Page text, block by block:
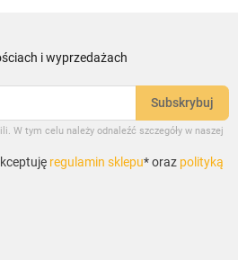
i wyprzedażach
W tym celu należy odnaleźć szczegóły w naszej
regulamin sklepu* oraz polityką